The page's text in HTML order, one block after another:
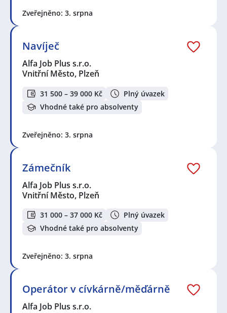
Zveřejněno: 3. srpna
Navíječ
Alfa Job Plus s.r.o.
Vnitřní Město, Plzeň
31 500 – 39 000 Kč
Plný úvazek
Vhodné také pro absolventy
Zveřejněno: 3. srpna
Zámečník
Alfa Job Plus s.r.o.
Vnitřní Město, Plzeň
31 000 – 37 000 Kč
Plný úvazek
Vhodné také pro absolventy
Zveřejněno: 3. srpna
Operátor v cívkárně/měďárně
Alfa Job Plus s.r.o.